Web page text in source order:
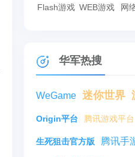
Flash游戏 WEB游戏 网
华军热搜
WeGame 迷你世界
Origin平台 腾讯游戏平台
生死狙击官方版 腾讯手